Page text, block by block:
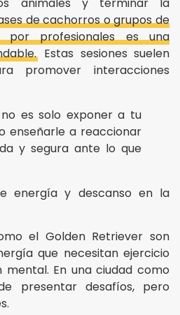
de cachorros o grupos de
por profesionales es una
Estas sesiones suelen
promover interacciones
no es solo exponer a tu
enseñarle a reaccionar
y segura ante lo que
energía y descanso en la
el Golden Retriever son
que necesitan ejercicio
mental. En una ciudad como
presentar desafíos, pero